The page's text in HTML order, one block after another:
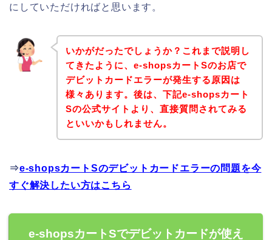
にしていただければと思います。
いかがだったでしょうか？これまで説明し
てきたように、e-shopsカートSのお店で
デビットカードエラーが発生する原因は
様々あります。後は、下記e-shopsカート
Sの公式サイトより、直接質問されてみる
といいかもしれません。
⇒e-shopsカートSのデビットカードエラーの問題を今
すぐ解決したい方はこちら
e-shopsカートSでデビットカードが使え